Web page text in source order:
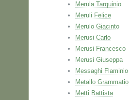
Merula Tarquinio
Meruli Felice
Merulo Giacinto
Merusi Carlo
Merusi Francesco
Merusi Giuseppa
Messaghi Flaminio
Metallo Grammatio
Metti Battista